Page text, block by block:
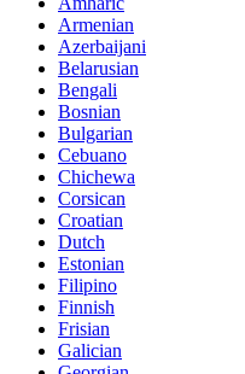
Armenian
Azerbaijani
Belarusian
Bengali
Bosnian
Bulgarian
Cebuano
Chichewa
Corsican
Croatian
Dutch
Estonian
Filipino
Finnish
Frisian
Galician